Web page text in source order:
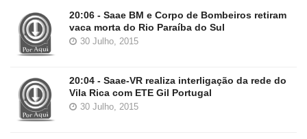
20:06 - Saae BM e Corpo de Bombeiros retiram
vaca morta do Rio Paraíba do Sul
30 Julho, 2015
20:04 - Saae-VR realiza interligação da rede do
Vila Rica com ETE Gil Portugal
30 Julho, 2015